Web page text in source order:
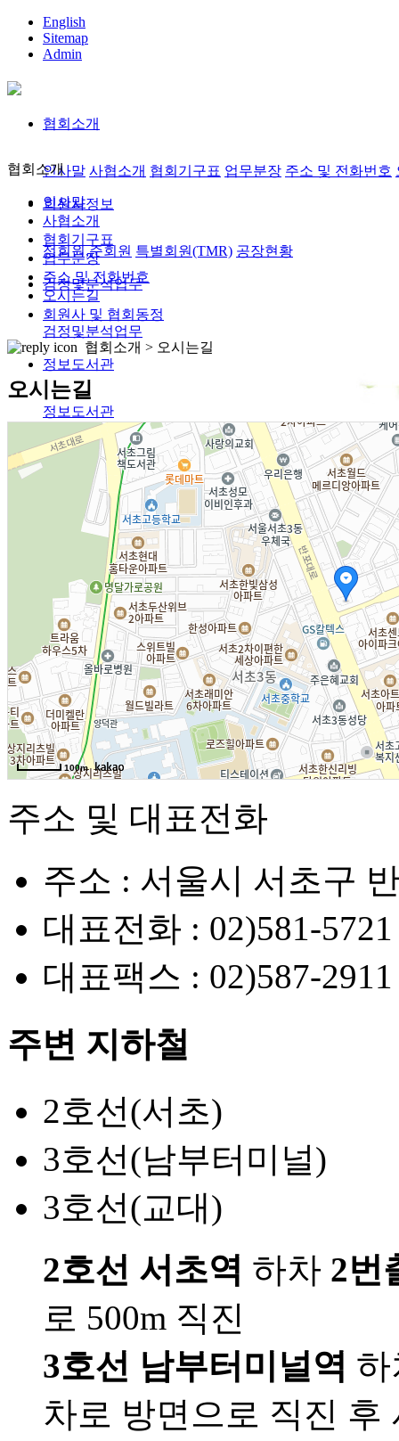
English
Sitemap
Admin
협회소개
인사말 사협소개 협회기구표 업무분장 주소 및 전화번호
회원사정보
정회원,준회원 특별회원(TMR) 공장현황
검정및분석업무
검정및분석업무
정보도서관
정보도서관
알림광장
알림사항 FAQ 인사채용/입찰공고 사협게시판 영상자료
Magazine
격월간사료
협회소개
인사말
사협소개
협회기구표
업무분장
주소 및 전화번호
오시는길
회원사 및 협회동정
협회소개 > 오시는길
오시는길
100m
주소 및 대표전화
주소 : 서울시 서초구
대표전화 : 02)581-5721
대표팩스 : 02)587-2911
주변 지하철
2호선(서초)
3호선(남부터미널)
3호선(교대)
2호선 서초역 하차 2번
로 500m 직진
3호선 남부터미널역
차로 방면으로 직진 후